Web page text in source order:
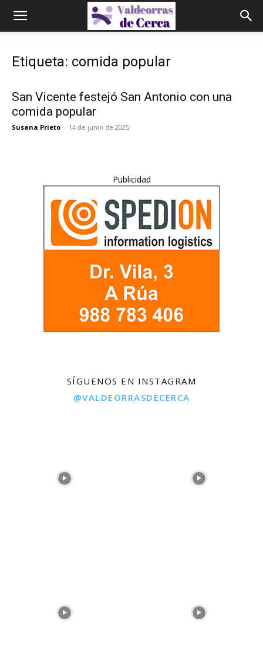
Etiqueta: comida popular
San Vicente festejó San Antonio con una
comida popular
Susana Prieto - 14 de junio de 2025
Publicidad
SÍGUENOS EN INSTAGRAM
@VALDEORRASDECERCA